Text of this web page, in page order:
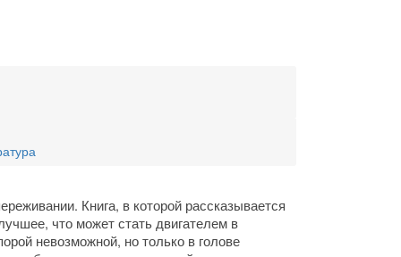
Книга, в которой рассказывается
что может стать двигателем в
невозможной, но только в голове